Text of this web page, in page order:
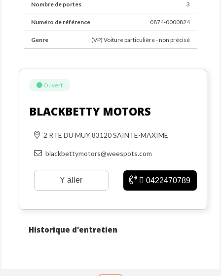
Nombre de portes 3
Numéro de référence 0874-0000824
Genre (VP) Voiture particulière - non précisé
Ouvert
BLACKBETTY MOTORS
2 RTE DU MUY 83120 SAINTE-MAXIME
blackbettymotors@weespots.com
Y aller 0422470789
Historique d'entretien